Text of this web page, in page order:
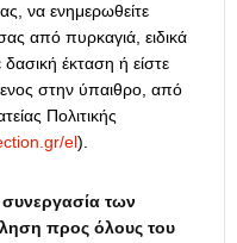
να ενημερωθείτε
από πυρκαγιά, ειδικά
δασική έκταση ή είστε
στην ύπαιθρο, από
Πολιτικής
el).
των
προς όλους του